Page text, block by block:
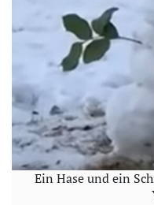
Ein Hase und ein